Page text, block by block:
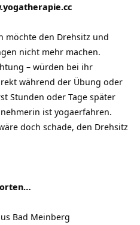
möchte den Drehsitz und
nicht mehr machen.
– würden bei ihr
während der Übung oder
Stunden oder Tage später
ist yogaerfahren.
doch schade, den Drehsitz
Bad Meinberg